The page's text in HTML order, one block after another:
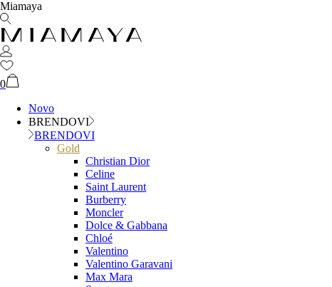
Miamaya
0
Novo
BRENDOVI
BRENDOVI
Gold
Christian Dior
Celine
Saint Laurent
Burberry
Moncler
Dolce & Gabbana
Chloé
Valentino
Valentino Garavani
Max Mara